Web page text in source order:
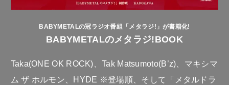
BABYMETALの冠ラジオ番組「メタラジ!」が書籍化!
BABYMETALのメタラジ!BOOK
Taka(ONE OK ROCK)、Tak Matsumoto(B’z)、マキシマ
ム ザ ホルモン、HYDE ※登場順、そして「メタルドラ